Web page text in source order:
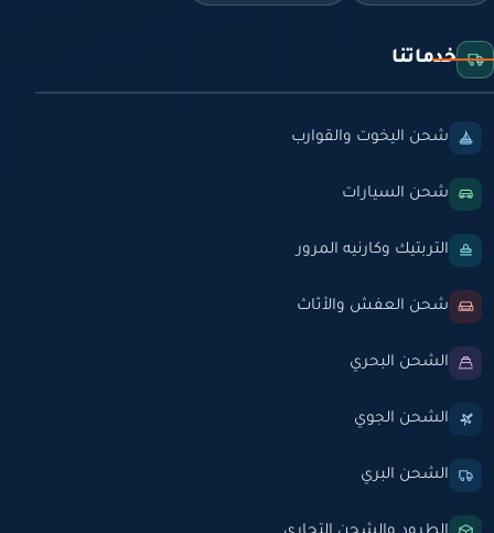
خدماتنا
شحن اليخوت والقوارب
شحن السيارات
التربتيك وكارنيه المرور
شحن العفش والأثاث
الشحن البحري
الشحن الجوي
الشحن البري